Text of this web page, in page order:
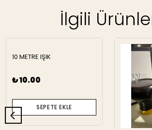
İlgili
10 METRE IŞIK
₺ 10.00
SEPETE EKLE